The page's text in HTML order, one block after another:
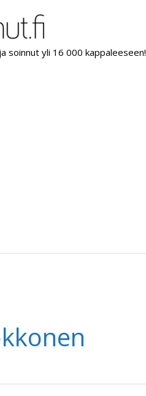
soinnut yli 16 000 kappaleeseen!